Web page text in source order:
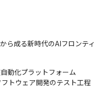
ら成る新時代のAIフロンティ
動化プラットフォーム
トウェア開発のテスト工程